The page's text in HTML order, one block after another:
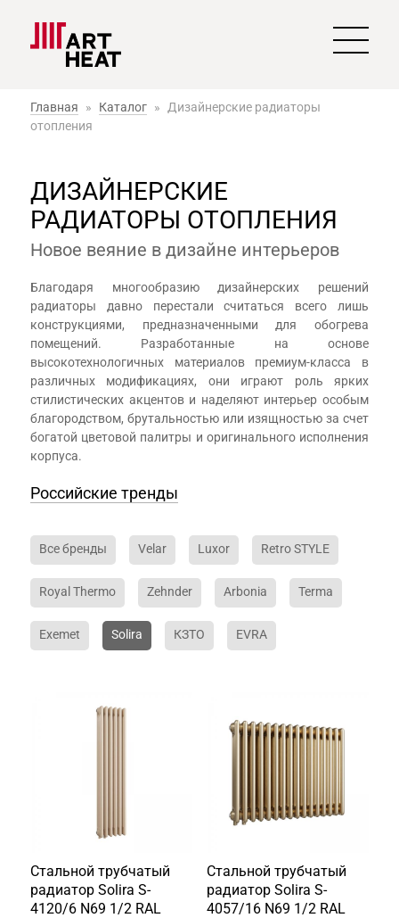
Главная » Каталог »
Дизайнерские радиаторы
отопления
ДИЗАЙНЕРСКИЕ
РАДИАТОРЫ ОТОПЛЕНИЯ
Новое веяние в дизайне интерьеров
Благодаря многообразию дизайнерских решений
радиаторы давно перестали считаться всего лишь
конструкциями, предназначенными для обогрева
помещений. Разработанные на основе
высокотехнологичных материалов премиум-класса в
различных модификациях, они играют роль ярких
стилистических акцентов и наделяют интерьер особым
благородством, брутальностью или изящностью за счет
богатой цветовой палитры и оригинального исполнения
корпуса.
Российские тренды
Все бренды Velar Luxor Retro STYLE
Royal Thermo Zehnder Arbonia Terma
Exemet Solira КЗТО EVRA
Стальной трубчатый
радиатор Solira S-
4120/6 N69 1/2 RAL
Стальной трубчатый
радиатор Solira S-
4057/16 N69 1/2 RAL